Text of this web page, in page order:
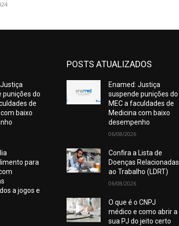
punições do
de
baixo
para
a jogos e
POSTS ATUALIZADOS
Enamed: Justiça
suspende punições do
MEC a faculdades de
Medicina com baixo
desempenho
06/08/2026
Confira a Lista de
Doenças Relacionadas
ao Trabalho (LDRT)
06/08/2026
O que é o CNPJ
médico e como abrir a
sua PJ do jeito certo